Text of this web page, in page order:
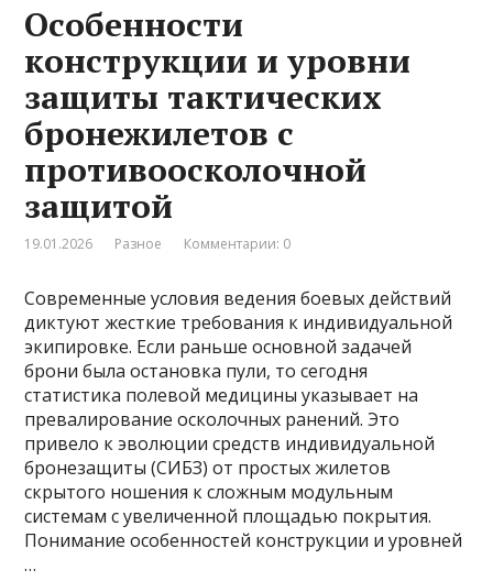
Особенности
конструкции и уровни
защиты тактических
бронежилетов с
противоосколочной
защитой
19.01.2026 Разное Комментарии: 0
Современные условия ведения боевых действий
диктуют жесткие требования к индивидуальной
экипировке. Если раньше основной задачей
брони была остановка пули, то сегодня
статистика полевой медицины указывает на
превалирование осколочных ранений. Это
привело к эволюции средств индивидуальной
бронезащиты (СИБЗ) от простых жилетов
скрытого ношения к сложным модульным
системам с увеличенной площадью покрытия.
Понимание особенностей конструкции и уровней
…